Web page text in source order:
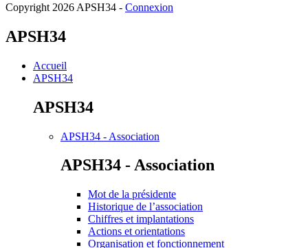
Copyright 2026 APSH34 - Connexion
APSH34
Accueil
APSH34
APSH34
APSH34 - Association
APSH34 - Association
Mot de la présidente
Historique de l’association
Chiffres et implantations
Actions et orientations
Organisation et fonctionnement